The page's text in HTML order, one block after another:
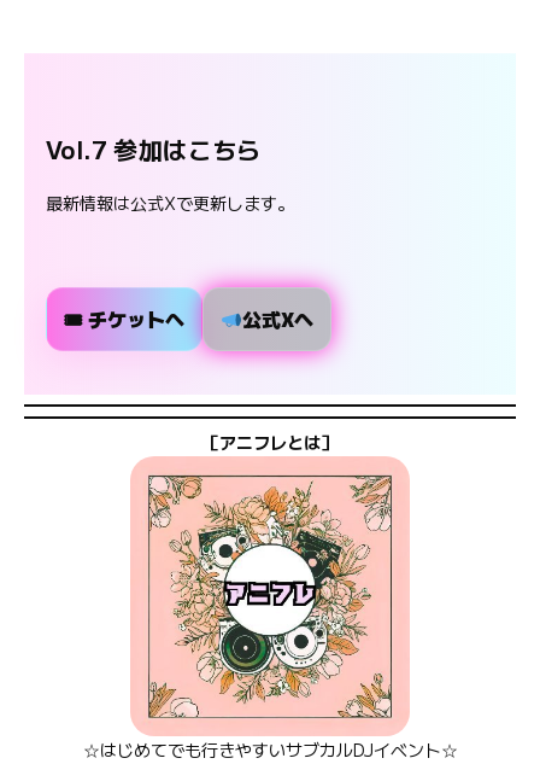
Vol.7 参加はこちら
最新情報は公式Xで更新します。
🎟 チケットへ 公式Xへ
［アニフレとは］
☆はじめてでも行きやすいサブカルDJイベント☆